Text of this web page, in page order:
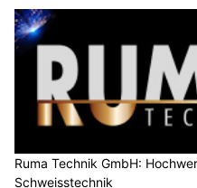
Ruma Technik GmbH:
Schweisstechnik